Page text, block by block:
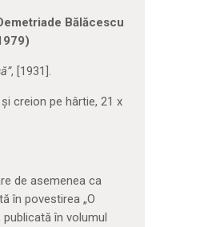
Bălăcescu
, [1931].
creion pe hârtie, 21 x
de asemenea ca
în povestirea „O
publicată în volumul